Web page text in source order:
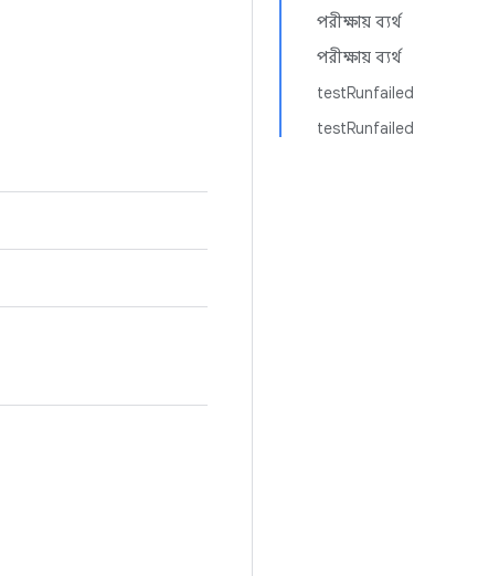
পরীক্ষায় ব্যর্থ
পরীক্ষায় ব্যর্থ
testRunfailed
testRunfailed